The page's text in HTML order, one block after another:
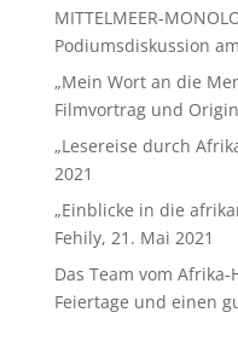
MITTELMEER-
Podiumsdiskussion
„Mein Wort an die
Filmvortrag und
„Lesereise durch
2021
„Einblicke in die
Fehily, 21. Mai 2021
Das Team vom
Feiertage und einen